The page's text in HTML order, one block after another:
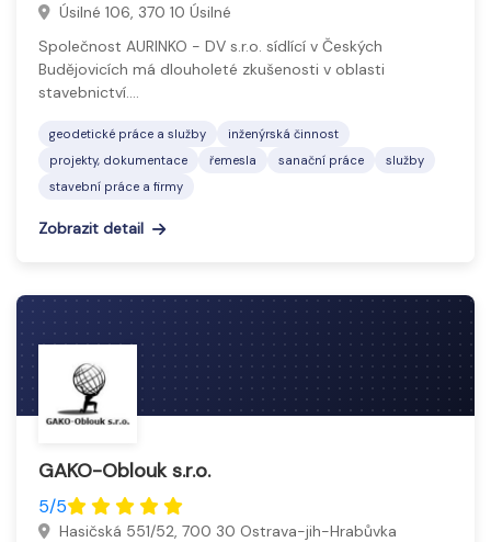
Úsilné 106, 370 10 Úsilné
Společnost AURINKO - DV s.r.o. sídlící v Českých
Budějovicích má dlouholeté zkušenosti v oblasti
stavebnictví.…
geodetické práce a služby
inženýrská činnost
projekty, dokumentace
řemesla sanační práce
služby
stavební práce a firmy
Zobrazit detail
GAKO-Oblouk s.r.o.
5/5
Hasičská 551/52, 700 30 Ostrava-jih-Hrabůvka